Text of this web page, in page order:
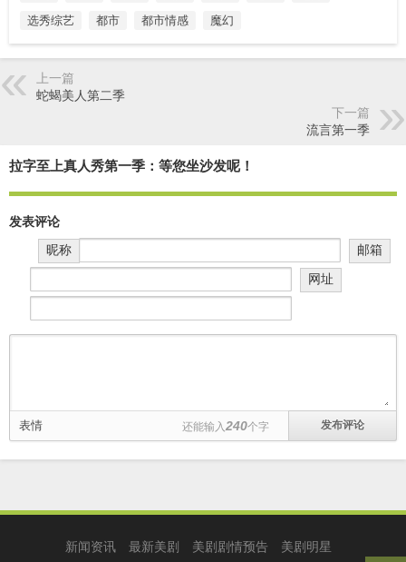
选秀综艺
都市 都市情感 魔幻
上一篇
蛇蝎美人第二季
下一篇
流言第一季
拉字至上真人秀第一季：等您坐沙发呢！
发表评论
昵称
邮箱
网址
表情 还能输入 240个字
新闻资讯 最新美剧 美剧剧情预告 美剧明星